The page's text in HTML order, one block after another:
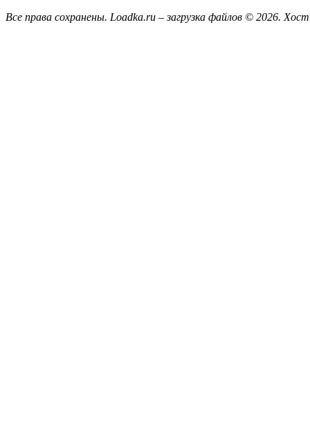
Все права сохранены. Loadka.ru – загрузка файлов © 2026.